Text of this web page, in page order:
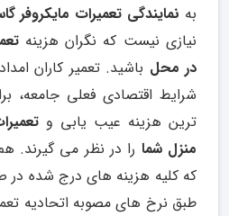
به نمایندگی تعمیرات مایکروفر
نیازی نیست که نگران هزینه
در محل باشید. تعمیر کاران
شرایط اقتصادی فعلی جامعه،
ترین هزینه عیب یابی و
منزل شما را در نظر می گیرند.
که کلیه هزینه های درج شده در
طبق نرخ های مصوبه اتحادیه